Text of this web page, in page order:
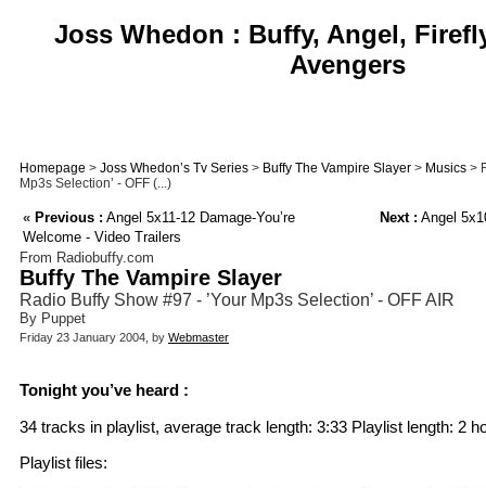
Joss Whedon : Buffy, Angel,
Avengers
Homepage > Joss Whedon’s Tv Series > Buffy The Vampire Slayer > Musics >
Mp3s Selection’ - OFF (...)
« Previous : Angel 5x11-12 Damage-You’re
Welcome - Video Trailers
Next : Angel
From Radiobuffy.com
Buffy The Vampire Slayer
Radio Buffy Show #97 - ’Your Mp3s Selection’ - OFF AIR
By Puppet
Friday 23 January 2004, by Webmaster
Tonight you’ve heard :
34 tracks in playlist, average track length: 3:33 Playlist length: 2
Playlist files: